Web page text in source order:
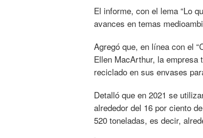
El informe, con el lema “Lo
avances en temas
Agregó que, en línea con el
Ellen MacArthur, la empresa
reciclado en sus envases
Detalló que en 2021 se
alrededor del 16 por ciento
520 toneladas, es decir,